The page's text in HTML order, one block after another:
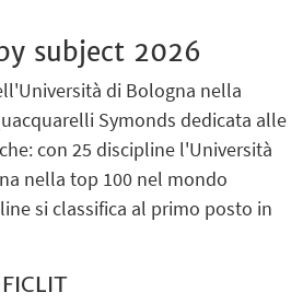
subject 2026
di Bologna nella
Symonds dedicata alle
con 25 discipline l'Università
nella top 100 nel mondo
si classifica al primo posto in